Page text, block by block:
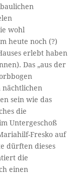
wohl
heute noch (?)
erlebt haben
Das „aus der
nächtlichen
sein wie das
die
Untergeschoß
Fresko auf
dürften dieses
die
einen